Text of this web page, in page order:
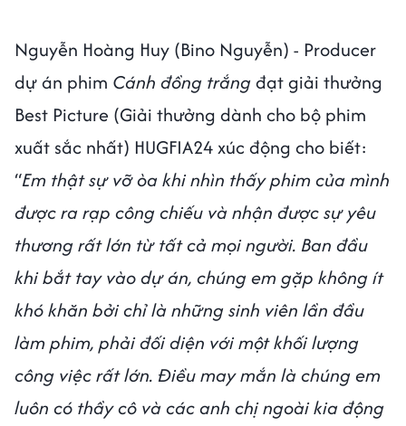
Nguyễn Hoàng Huy (Bino Nguyễn) - Producer
dự án phim Cánh đồng trắngđạt giải thưởng
Best Picture (Giải thưởng dành cho bộ phim
xuất sắc nhất) HUGFIA24 xúc động cho biết:
“Em thật sự vỡ òa khi nhìn thấy phim của mình
được ra rạp công chiếu và nhận được sự yêu
thương rất lớn từ tất cả mọi người. Ban đầu
khi bắt tay vào dự án, chúng em gặp không ít
khó khăn bởi chỉ là những sinh viên lần đầu
làm phim, phải đối diện với một khối lượng
công việc rất lớn. Điều may mắn là chúng em
luôn có thầy cô và các anh chị ngoài kia động